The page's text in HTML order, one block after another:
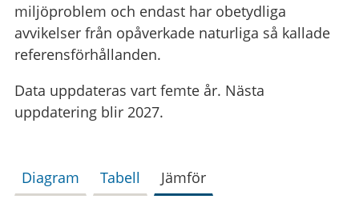
miljöproblem och endast har obetydliga
avvikelser från opåverkade naturliga så kallade
referensförhållanden.
Data uppdateras vart femte år. Nästa
uppdatering blir 2027.
Diagram Tabell Jämför